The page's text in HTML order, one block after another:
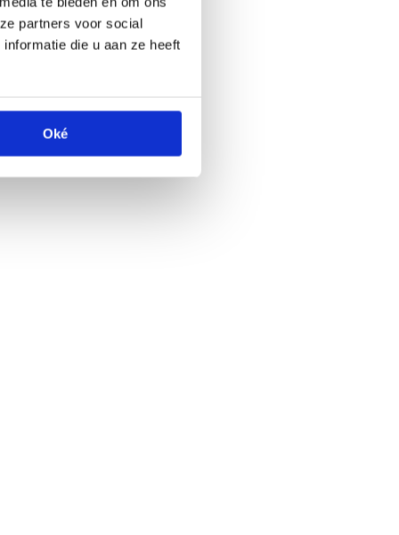
partners voor social
die u aan ze heeft
Oké